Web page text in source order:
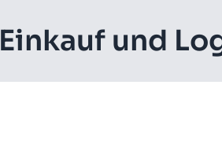
Ein­kauf und